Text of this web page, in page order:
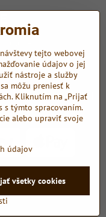
osobných údajov
tejto webovej
údajov o jej
nástroje a služby
môžu preniesť k
Kliknutím na „Prijať
s týmto spracovaním.
alebo upraviť svoje
údajov
všetky cookies